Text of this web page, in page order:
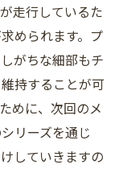
走行しているた
められます。プ
がちな細部もチ
持することが可
めに、次回のメ
リーズを通じ
していきますの